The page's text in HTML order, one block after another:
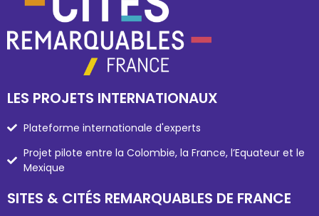
LES PROJETS INTERNATIONAUX
Plateforme internationale d'experts
Projet pilote entre la Colombie, la France, l’Equateur et le
Mexique
SITES & CITÉS REMARQUABLES DE FRANCE